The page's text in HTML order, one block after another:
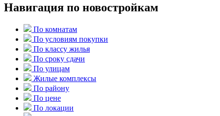
Навигация по новостройкам
По комнатам
По условиям покупки
По классу жилья
По сроку сдачи
По улицам
Жилые комплексы
По району
По цене
По локации